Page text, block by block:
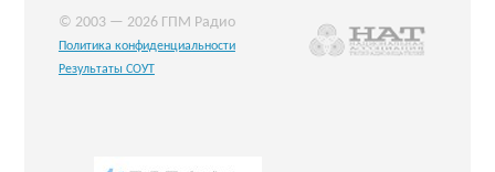
© 2003 — 2026 ГПМ Радио
Политика конфиденциальности
Результаты СОУТ